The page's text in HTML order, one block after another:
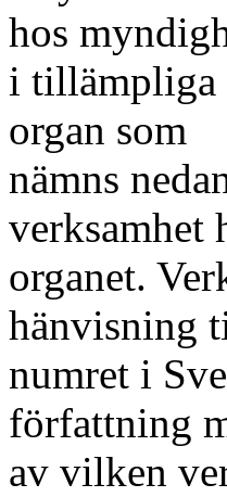
hos
i tillämpliga
organ som
nämns
verksamhet
organet.
hänvisning
numret i
författning
av vilken